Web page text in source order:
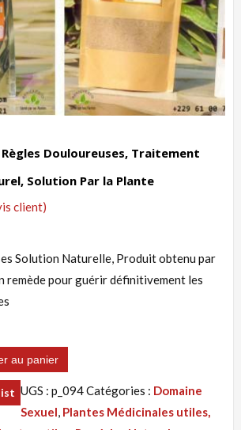
Règles Douloureuses, Traitement
Solution Par la Plante
client)
Solution Naturelle, Produit obtenu par
remède pour guérir définitivement les
au panier
UGS : p_094Catégories : Domaine
Sexuel Plantes Médicinales utiles,